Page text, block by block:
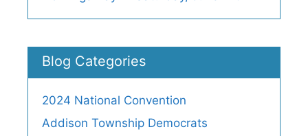
Blog Categories
2024 National Convention
Addison Township Democrats